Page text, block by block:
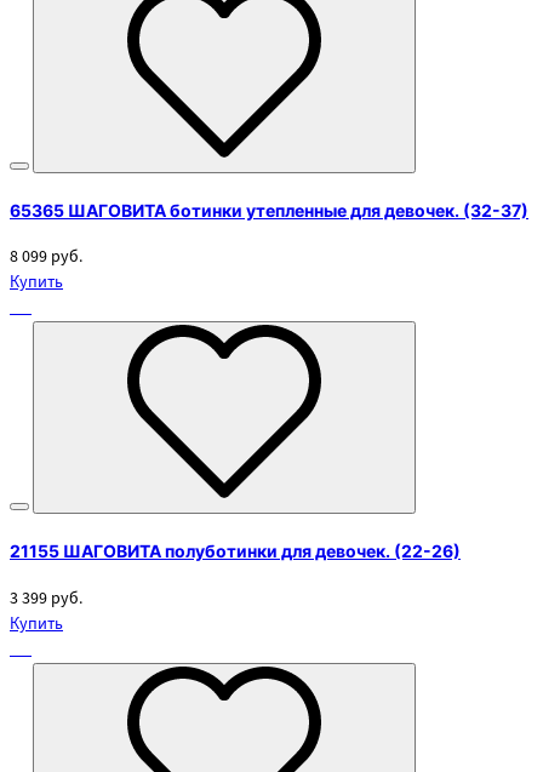
65365 ШАГОВИТА ботинки утепленные для девочек. (32-37)
8 099 руб.
Купить
21155 ШАГОВИТА полуботинки для девочек. (22-26)
3 399 руб.
Купить